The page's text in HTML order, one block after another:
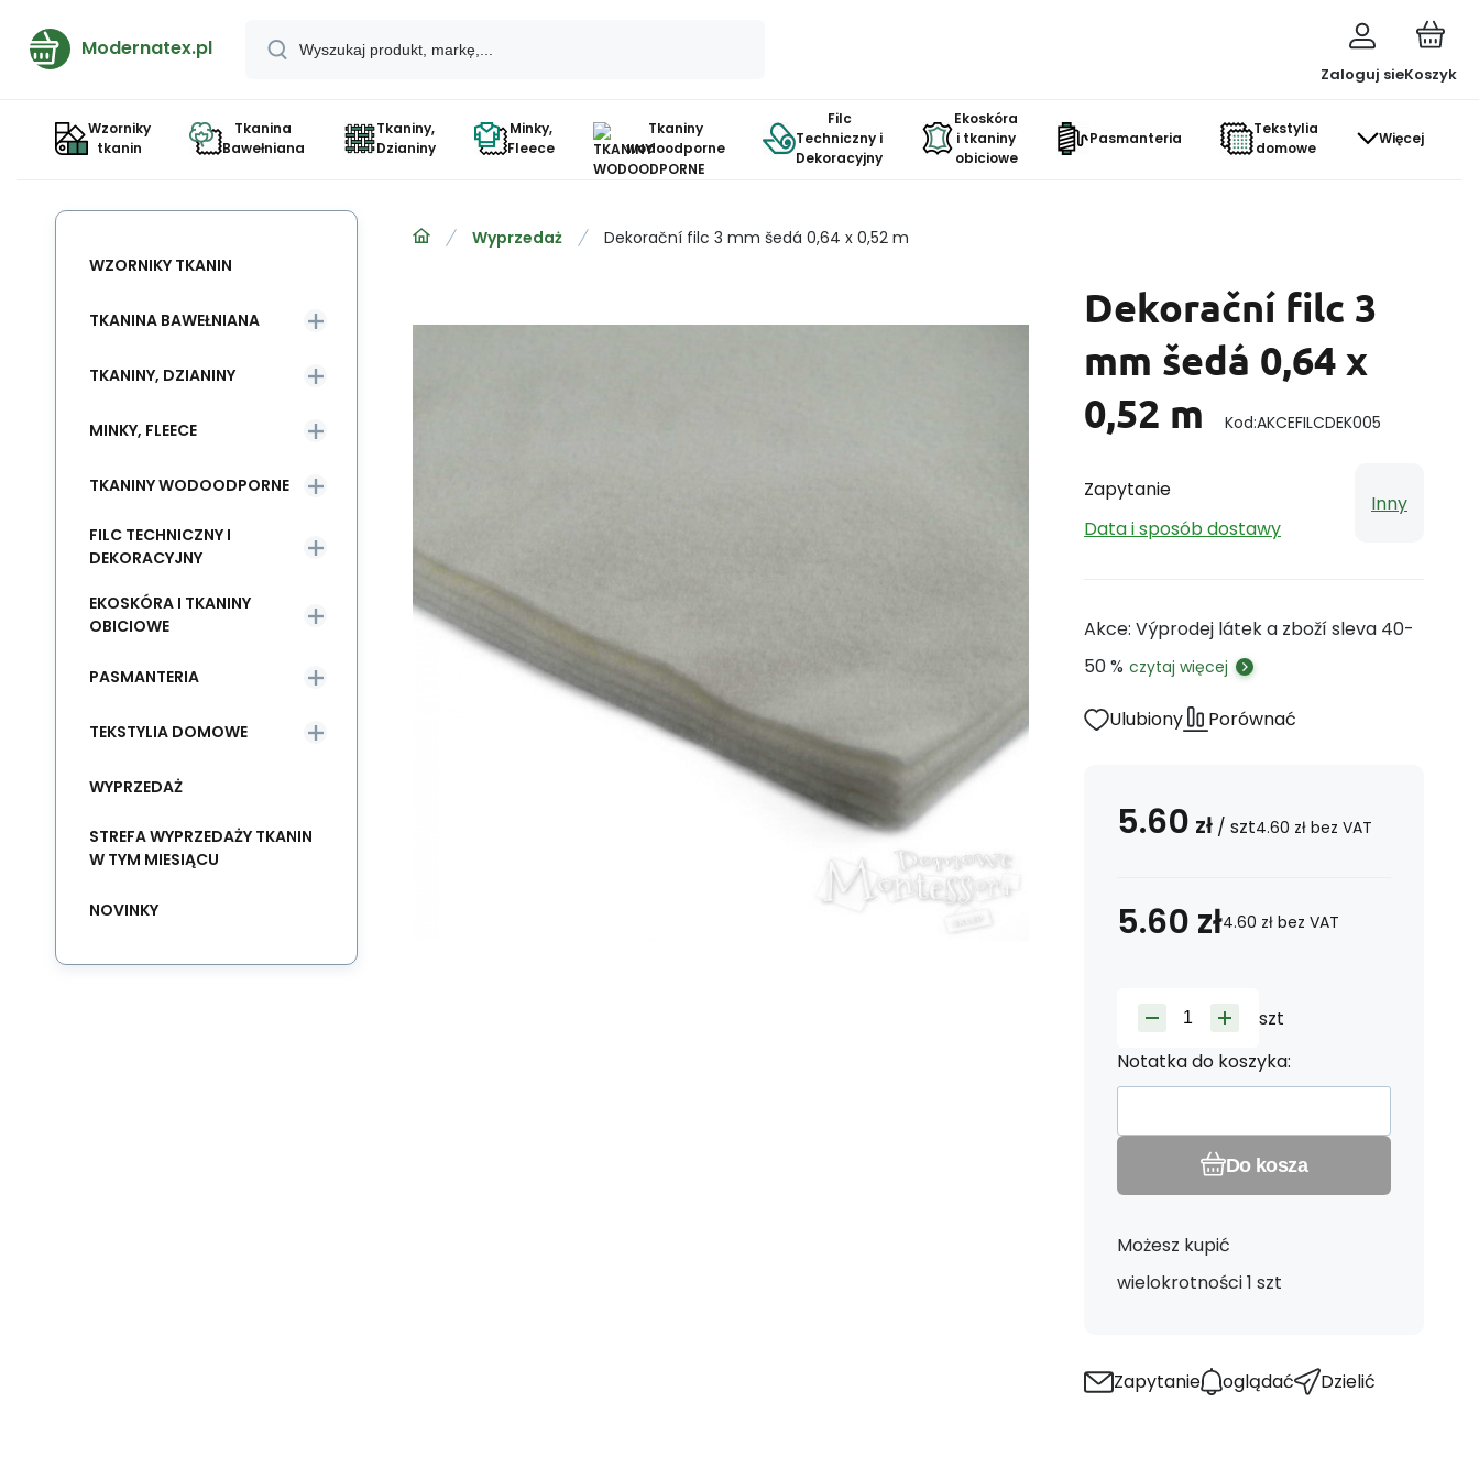
Modernatex.pl
Zaloguj sieKoszyk
Wzorniky
tkanin
Tkanina
Bawełniana
Tkaniny,
Dzianiny
Minky,
Fleece
Tkaniny
wodoodporne
Filc
Techniczny i
Dekoracyjny
Ekoskóra
i tkaniny
obiciowe
Pasmanteria
Tekstylia
domowe
Więcej
Wyprzedaż Dekorační filc 3 mm šedá 0,64 x 0,52 m
Dekorační filc 3
mm šedá 0,64 x
0,52 m
Kod:AKCEFILCDEK005
Zapytanie
Data i sposób dostawy
Inny
Akce: Výprodej látek a zboží sleva 40-
50 % czytaj więcej
Ulubiony Porównać
5.60 zł / szt4.60 zł bez VAT
5.60 zł4.60 zł bez VAT
szt
Notatka do koszyka:
Do kosza
Możesz kupić
wielokrotności 1 szt
Zapytanie oglądać Dzielić
WZORNIKY TKANIN
TKANINA BAWEŁNIANA
TKANINY, DZIANINY
MINKY, FLEECE
TKANINY WODOODPORNE
FILC TECHNICZNY I
DEKORACYJNY
EKOSKÓRA I TKANINY
OBICIOWE
PASMANTERIA
TEKSTYLIA DOMOWE
WYPRZEDAŻ
STREFA WYPRZEDAŻY TKANIN
W TYM MIESIĄCU
NOVINKY